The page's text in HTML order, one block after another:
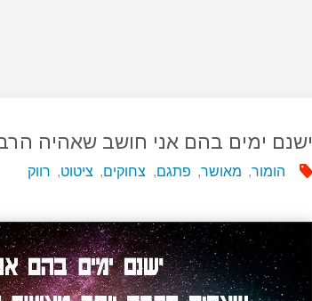
ישנם ימים בהם אני חושב שאהיה
הומור, מאושר, פתגם, צחוקים, ציטוט, רווק